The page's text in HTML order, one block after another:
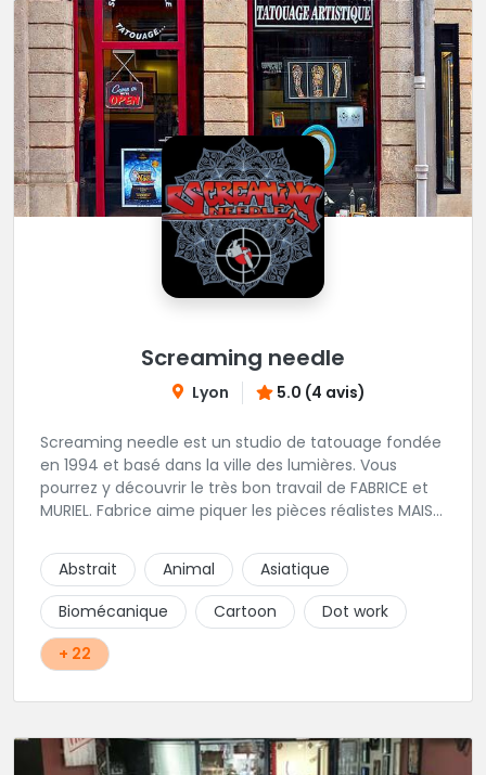
Screaming needle
Lyon 5.0 (4 avis)
Screaming needle est un studio de tatouage fondée
en 1994 et basé dans la ville des lumières. Vous
pourrez y découvrir le très bon travail de FABRICE et
MURIEL. Fabrice aime piquer les pièces réalistes MAIS
tribales ou polynesiennes ainsi que le lettrage. Nous
vous invitons à leurs transmettre des questions par
message ou à goutter à venir l'univers convivial du
shop...
Abstrait Animal
Asiatique
Biomécanique
Cartoon
Dot work
+ 22